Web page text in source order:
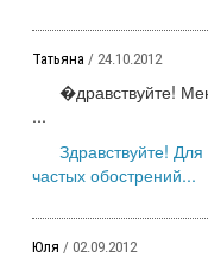
Татьяна / 24.10.2012
�дравствуйте!
...
Здравствуйте!
частых обострений...
Юля / 02.09.2012